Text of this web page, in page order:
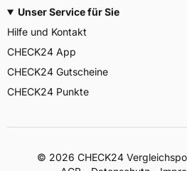
Unser Service für Sie
Hilfe und Kontakt
CHECK24 App
CHECK24 Gutscheine
CHECK24 Punkte
© 2026 CHECK24